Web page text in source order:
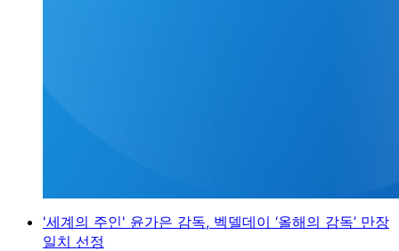
'세계의 주인' 윤가은 감독, 벡델데이 ‘올해의 감독’ 만장
일치 선정